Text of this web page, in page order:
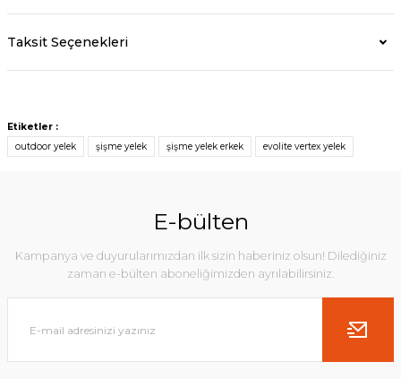
Taksit Seçenekleri
Etiketler :
outdoor yelek
şişme yelek şişme yelek erkek evolite vertex yelek
E-bülten
Kampanya ve duyurularımızdan ilk sizin haberiniz olsun! Dilediğiniz
zaman e-bülten aboneliğimizden ayrılabilirsiniz.